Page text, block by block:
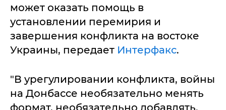
может оказать помощь в
установлении перемирия и
завершения конфликта на востоке
Украины, передает Интерфакс.
"В урегулировании конфликта, войны
на Донбассе необязательно менять
формат, необязательно добавлять.